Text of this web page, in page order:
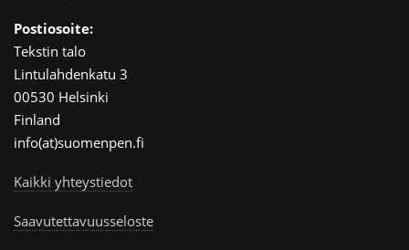
Postiosoite:
Tekstin talo
Lintulahdenkatu 3
00530 Helsinki
Finland
info(at)suomenpen.fi
Kaikki yhteystiedot
Saavutettavuusseloste